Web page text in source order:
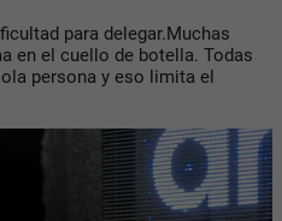
para delegar.Muchas
en el cuello de botella. Todas
persona y eso limita el